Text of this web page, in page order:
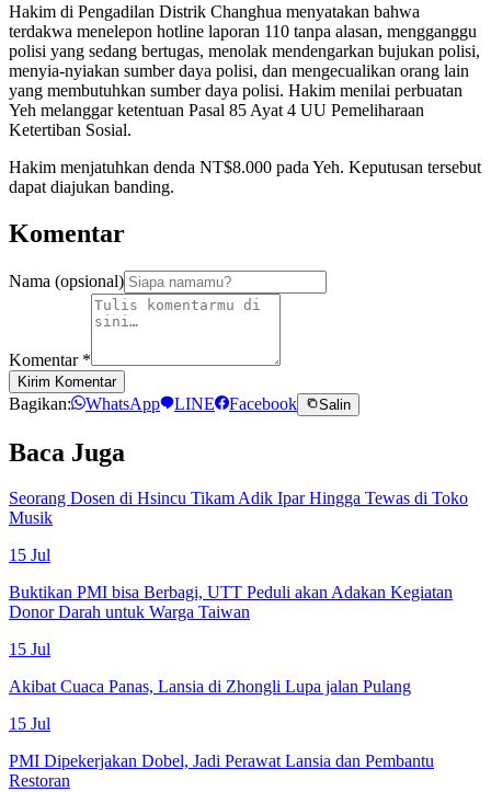
Hakim di Pengadilan Distrik Changhua menyatakan bahwa
terdakwa menelepon hotline laporan 110 tanpa alasan, mengganggu
polisi yang sedang bertugas, menolak mendengarkan bujukan polisi,
menyia-nyiakan sumber daya polisi, dan mengecualikan orang lain
yang membutuhkan sumber daya polisi. Hakim menilai perbuatan
Yeh melanggar ketentuan Pasal 85 Ayat 4 UU Pemeliharaan
Ketertiban Sosial.
Hakim menjatuhkan denda NT$8.000 pada Yeh. Keputusan tersebut
dapat diajukan banding.
Komentar
Nama (opsional)
Komentar *
Kirim Komentar
Bagikan: WhatsApp LINE Facebook Salin
Baca Juga
Seorang Dosen di Hsincu Tikam Adik Ipar Hingga Tewas di Toko
Musik
15 Jul
Buktikan PMI bisa Berbagi, UTT Peduli akan Adakan Kegiatan
Donor Darah untuk Warga Taiwan
15 Jul
Akibat Cuaca Panas, Lansia di Zhongli Lupa jalan Pulang
15 Jul
PMI Dipekerjakan Dobel, Jadi Perawat Lansia dan Pembantu
Restoran